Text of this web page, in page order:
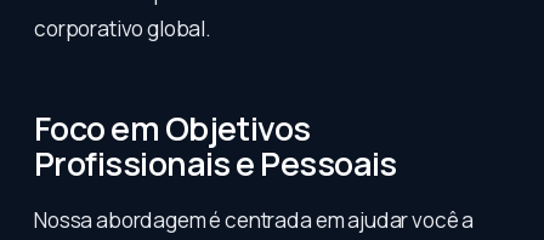
corporativo global.
Foco em Objetivos
Profissionais e Pessoais
Nossa abordagem é centrada em ajudar você a